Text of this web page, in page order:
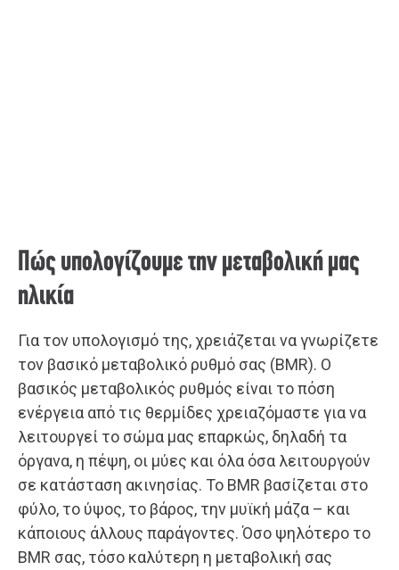
Πώς υπολογίζουμε την μεταβολική μας
ηλικία
Για τον υπολογισμό της, χρειάζεται να γνωρίζετε
τον βασικό μεταβολικό ρυθμό σας (BMR). Ο
βασικός μεταβολικός ρυθμός είναι το πόση
ενέργεια από τις θερμίδες χρειαζόμαστε για να
λειτουργεί το σώμα μας επαρκώς, δηλαδή τα
όργανα, η πέψη, οι μύες και όλα όσα λειτουργούν
σε κατάσταση ακινησίας. Το BMR βασίζεται στο
φύλο, το ύψος, το βάρος, την μυϊκή μάζα – και
κάποιους άλλους παράγοντες. Όσο ψηλότερο το
BMR σας, τόσο καλύτερη η μεταβολική σας